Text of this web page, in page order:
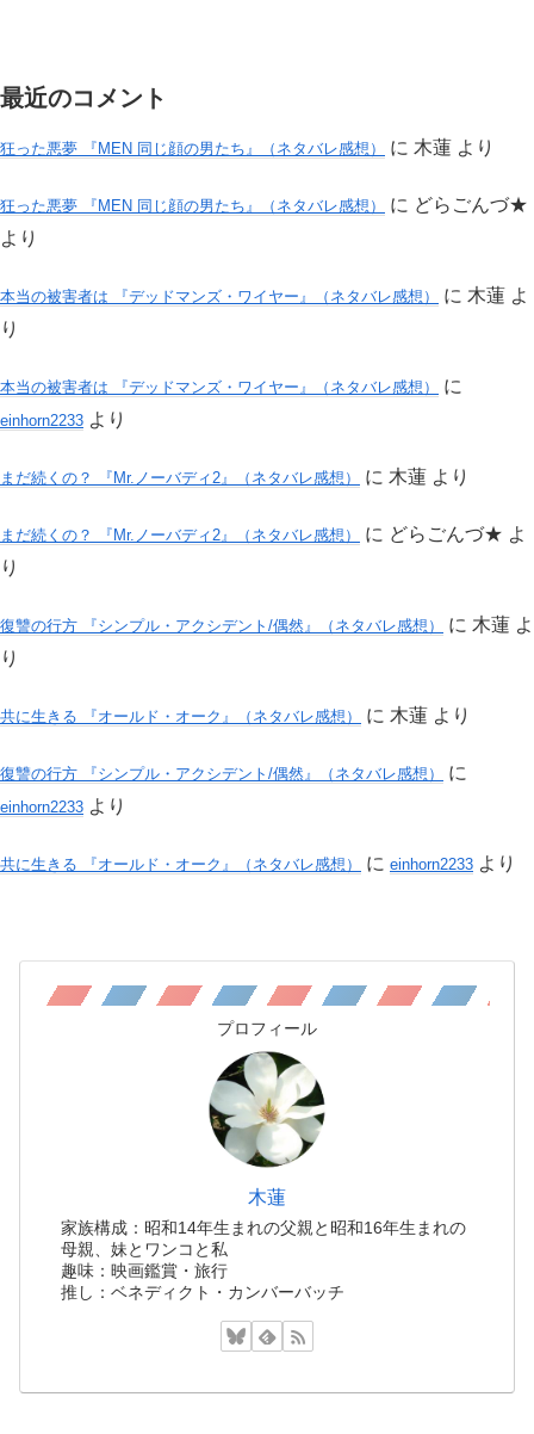
最近のコメント
狂った悪夢 『MEN 同じ顔の男たち』（ネタバレ感想） に 木蓮 より
狂った悪夢 『MEN 同じ顔の男たち』（ネタバレ感想） に どらごんづ★
より
本当の被害者は 『デッドマンズ・ワイヤー』（ネタバレ感想） に 木蓮 よ
り
本当の被害者は 『デッドマンズ・ワイヤー』（ネタバレ感想） に
einhorn2233 より
まだ続くの？ 『Mr.ノーバディ2』（ネタバレ感想） に 木蓮 より
まだ続くの？ 『Mr.ノーバディ2』（ネタバレ感想） に どらごんづ★ よ
り
復讐の行方 『シンプル・アクシデント/偶然』（ネタバレ感想） に 木蓮 よ
り
共に生きる 『オールド・オーク』（ネタバレ感想） に 木蓮 より
復讐の行方 『シンプル・アクシデント/偶然』（ネタバレ感想） に
einhorn2233 より
共に生きる 『オールド・オーク』（ネタバレ感想） に einhorn2233 より
プロフィール
木蓮
家族構成：昭和14年生まれの父親と昭和16年生まれの
母親、妹とワンコと私
趣味：映画鑑賞・旅行
推し：ベネディクト・カンバーバッチ